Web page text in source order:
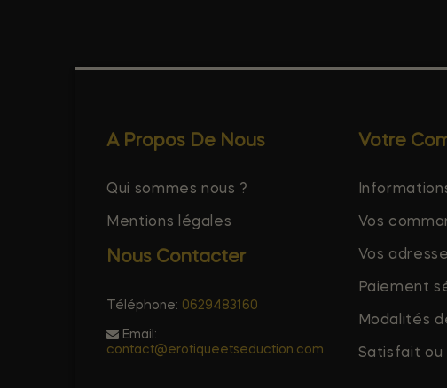
A Propos De Nous
Qui sommes nous ?
Mentions légales
Nous Contacter
Téléphone: 0629483160
Email:
contact@erotiqueetseduction.com
Votre
Vos
Vos
Paiement
Modalités
Satisfait ou